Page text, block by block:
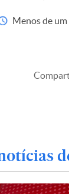
Menos de